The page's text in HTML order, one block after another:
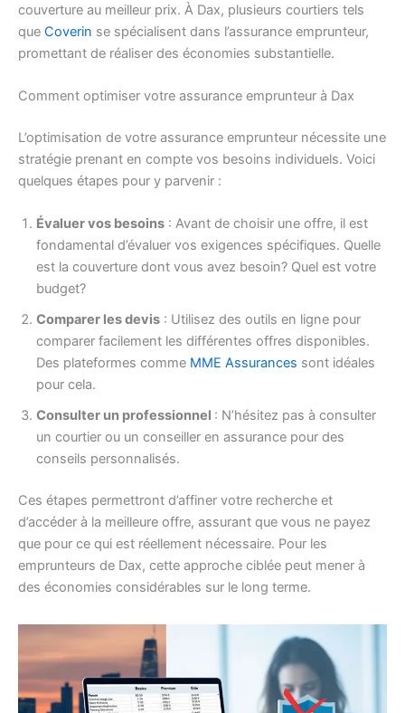
couverture au meilleur prix. À Dax, plusieurs courtiers tels
que Coverin se spécialisent dans l’assurance emprunteur,
promettant de réaliser des économies substantielle.
Comment optimiser votre assurance emprunteur à Dax
L’optimisation de votre assurance emprunteur nécessite une
stratégie prenant en compte vos besoins individuels. Voici
quelques étapes pour y parvenir :
Évaluer vos besoins : Avant de choisir une offre, il est
fondamental d’évaluer vos exigences spécifiques. Quelle
est la couverture dont vous avez besoin? Quel est votre
budget?
Comparer les devis : Utilisez des outils en ligne pour
comparer facilement les différentes offres disponibles.
Des plateformes comme MME Assurances sont idéales
pour cela.
Consulter un professionnel : N’hésitez pas à consulter
un courtier ou un conseiller en assurance pour des
conseils personnalisés.
Ces étapes permettront d’affiner votre recherche et
d’accéder à la meilleure offre, assurant que vous ne payez
que pour ce qui est réellement nécessaire. Pour les
emprunteurs de Dax, cette approche ciblée peut mener à
des économies considérables sur le long terme.